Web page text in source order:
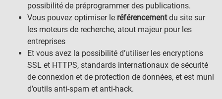
possibilité de préprogrammer des publications.
Vous pouvez optimiser le référencementdu site sur
les moteurs de recherche, atout majeur pour les
entreprises
Et vous avez la possibilité d’utiliser les encryptions
SSL et HTTPS, standards internationaux de sécurité
de connexion et de protection de données, et est muni
d’outils anti-spam et anti-hack.